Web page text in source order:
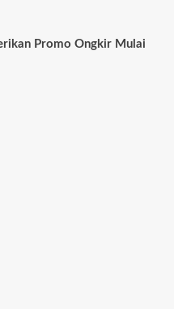
Promo Ongkir Mulai